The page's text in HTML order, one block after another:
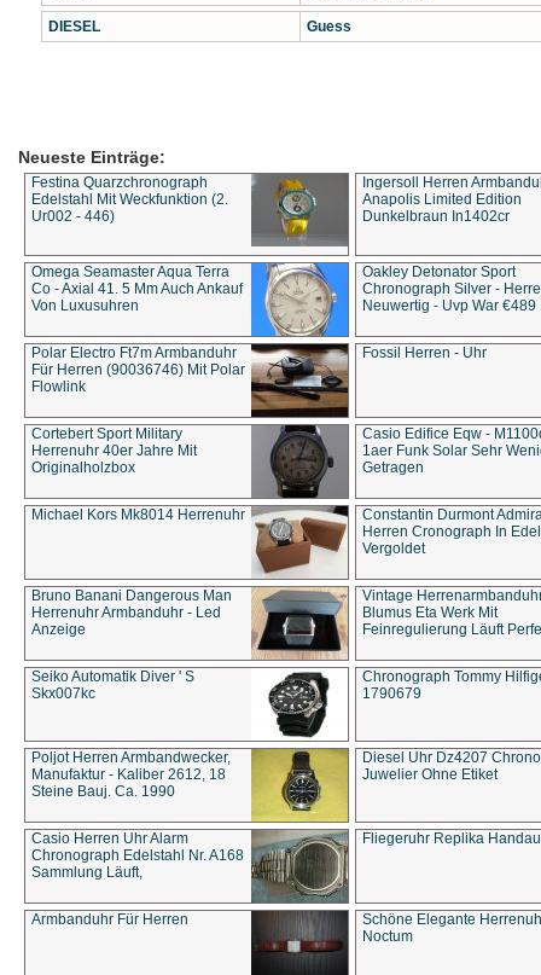
DIESEL Guess
Neueste Einträge:
Festina Quarzchronograph
Edelstahl Mit Weckfunktion (2.
Ur002 - 446)
Ingersoll Herren
Anapolis Limited Edition
Dunkelbraun In1402cr
Omega Seamaster Aqua Terra
Co - Axial 41. 5 Mm Auch Ankauf
Von Luxusuhren
Oakley Detonator Sport
Chronograph Silver -
Neuwertig - Uvp War €489
Polar Electro Ft7m Armbanduhr
Für Herren (90036746) Mit Polar
Flowlink
Fossil Herren - Uhr
Cortebert Sport Military
Herrenuhr 40er Jahre Mit
Originalholzbox
Casio Edifice Eqw -
1aer Funk Solar Sehr
Getragen
Michael Kors Mk8014 Herrenuhr
Constantin Durmont
Herren Cronograph In
Vergoldet
Bruno Banani Dangerous Man
Herrenuhr Armbanduhr - Led
Anzeige
Vintage
Blumus Eta Werk Mit
Feinregulierung Läuft
Seiko Automatik Diver ' S
Skx007kc
Chronograph Tommy
1790679
Poljot Herren Armbandwecker,
Manufaktur - Kaliber 2612, 18
Steine Bauj. Ca. 1990
Diesel Uhr Dz4207
Juwelier Ohne Etiket
Casio Herren Uhr Alarm
Chronograph Edelstahl Nr. A168
Sammlung Läuft,
Fliegeruhr Replika
Armbanduhr Für Herren
Schöne Elegante
Noctum